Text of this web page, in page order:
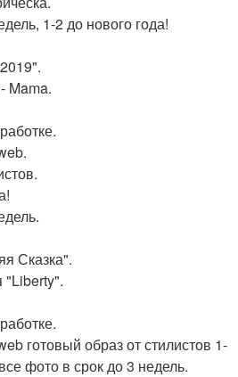
1-2 до нового года!
Mama.
Сказка".
"Liberty".
готовый образ от стилистов 1-
фото в срок до 3 недель.